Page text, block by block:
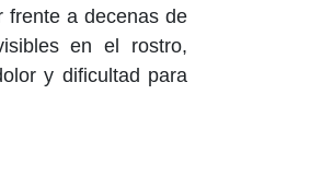
frente a decenas de
en el rostro,
y dificultad para